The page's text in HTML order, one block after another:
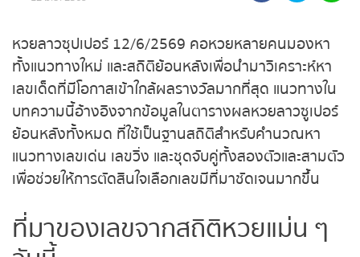
ถ่ายทอดสดหวยออมสิน
ถ่ายทอดสดหวย ธกส.
ถ่ายทอดสดหวยลาว
ถ่ายทอดสดหวยลาว ซุปเปอร์
ถ่ายทอดสดหวยฮานอย
หวยลาวซุปเปอร์ 12/6/2569 คอหวยหลายคนมองหา
ทั้งแนวทางใหม่ และสถิติย้อนหลังเพื่อนำมาวิเคราะห์หา
เลขเด็ดที่มีโอกาสเข้าใกล้ผลรางวัลมากที่สุด แนวทาง
ในบทความนี้อ้างอิงจากข้อมูลในตารางผลหวยลาวซู
เปอร์ย้อนหลังทั้งหมด ที่ใช้เป็นฐานสถิติสำหรับคำนวณ
หาแนวทางเลขเด่น เลขวิ่ง และชุดจับคู่ทั้งสองตัวและ
สามตัว เพื่อช่วยให้การตัดสินใจเลือกเลขมีที่มาชัดเจน
ที่มาของเลขจากสถิติหวยแม่น ๆ